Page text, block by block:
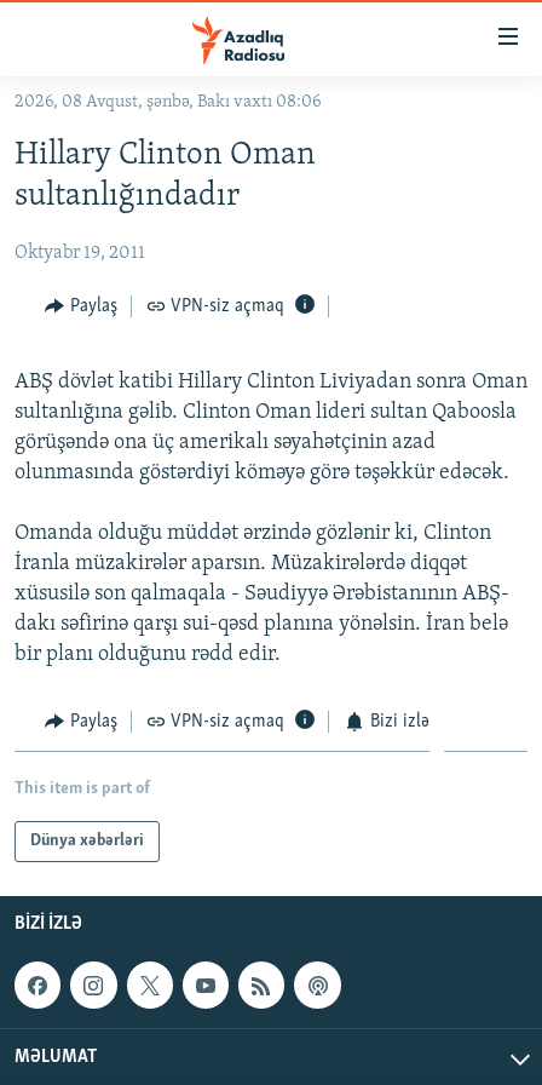
Əsas
qayıt
Əsas
qayıt
#İZAHLA
KORRUPSIOMETR
#ƏSLINDƏ
FƏRQƏ BAX
ARAŞDIRMA
MULTIMEDIA
VIDEO
FOTOQALEREYA
İNFOQRAFIKA
KARIKATURA
RADIO ARXIV
OXU ZALI
AZƏRBAYCAN ƏDƏBIYYATI KITABXANASI
İSLAM VƏ DEMOKRATIYA
İZ - MƏDƏNIYYƏT PROQRAMI
HAQQIMIZDA
MISSIYAMIZ
PEŞƏ ETIKASI VƏ JURNALISTIKA STANDARTLARIMIZ
MATERIALLARIMIZDAN ISTIFADƏ
XƏBƏR BÜLLETENLƏRIMIZ
BIZI IZLƏ
2026, 08 Avqust, şənbə, Bakı vaxtı 08:06
Hillary Clinton Oman
sultanlığındadır
Oktyabr 19, 2011
Paylaş VPN-siz açmaq
ABŞ dövlət katibi Hillary Clinton Liviyadan sonra Oman
sultanlığına gəlib. Clinton Oman lideri sultan Qaboosla
görüşəndə ona üç amerikalı səyahətçinin azad
olunmasında göstərdiyi köməyə görə təşəkkür edəcək.
Omanda olduğu müddət ərzində gözlənir ki, Clinton
İranla müzakirələr aparsın. Müzakirələrdə diqqət
xüsusilə son qalmaqala - Səudiyyə Ərəbistanının ABŞ-
dakı səfirinə qarşı sui-qəsd planına yönəlsin. İran belə
bir planı olduğunu rədd edir.
Paylaş VPN-siz açmaq Bizi izlə
This item is part of
Dünya xəbərləri
BIZI IZLƏ
MƏLUMAT